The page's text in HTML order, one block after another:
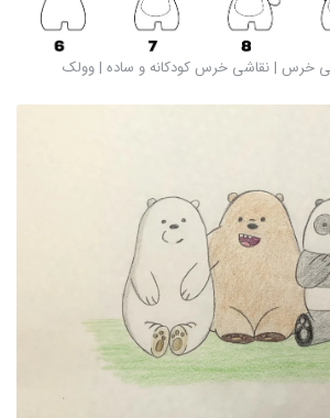
خرس | نقاشی خرس کودکانه و ساده | وولک